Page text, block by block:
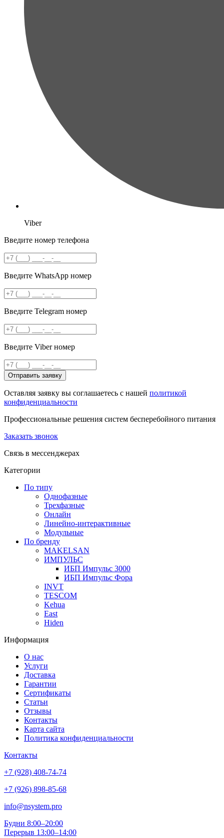
Viber
Введите номер телефона
Введите WhatsApp номер
Введите Telegram номер
Введите Viber номер
Отправить заявку
Оставляя заявку вы соглашаетесь с нашей политикой
конфиденциальности
Профессиональные решения систем бесперебойного питания
Заказать звонок
Связь в мессенджерах
Категории
По типу
Однофазные
Трехфазные
Онлайн
Линейно-интерактивные
Модульные
По бренду
MAKELSAN
ИМПУЛЬС
ИБП Импульс 3000
ИБП Импульс Фора
INVT
TESCOM
Kehua
East
Hiden
Информация
О нас
Услуги
Доставка
Гарантии
Сертификаты
Статьи
Отзывы
Контакты
Карта сайта
Политика конфиденциальности
Контакты
+7 (928) 408-74-74
+7 (926) 898-85-68
info@nsystem.pro
Будни 8:00–20:00
Перерыв 13:00–14:00